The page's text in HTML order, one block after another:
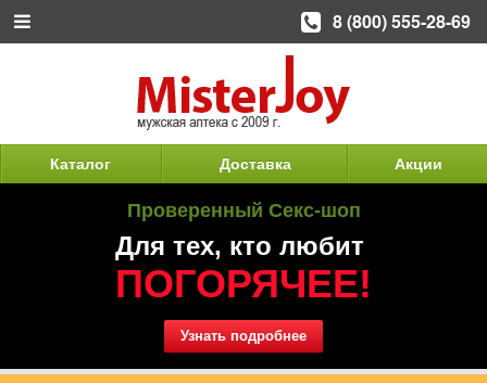
Каталог Доставка Акции
Проверенный Секс-шоп
Для тех, кто любит
ПОГОРЯЧЕЕ!
Узнать подробнее
8 (800) 555-28-69